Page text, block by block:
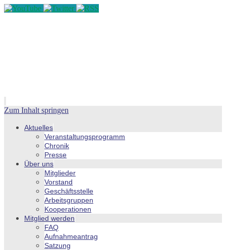
Zum Inhalt springen
Aktuelles
Veranstaltungsprogramm
Chronik
Presse
Über uns
Mitglieder
Vorstand
Geschäftsstelle
Arbeitsgruppen
Kooperationen
Mitglied werden
FAQ
Aufnahmeantrag
Satzung